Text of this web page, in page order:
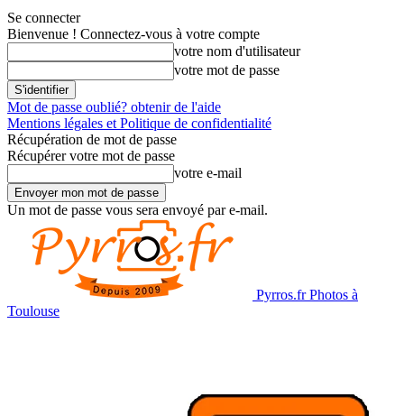
Se connecter
Bienvenue ! Connectez-vous à votre compte
votre nom d'utilisateur
votre mot de passe
Mot de passe oublié? obtenir de l'aide
Mentions légales et Politique de confidentialité
Récupération de mot de passe
Récupérer votre mot de passe
votre e-mail
Un mot de passe vous sera envoyé par e-mail.
Pyrros.fr Photos à
Toulouse